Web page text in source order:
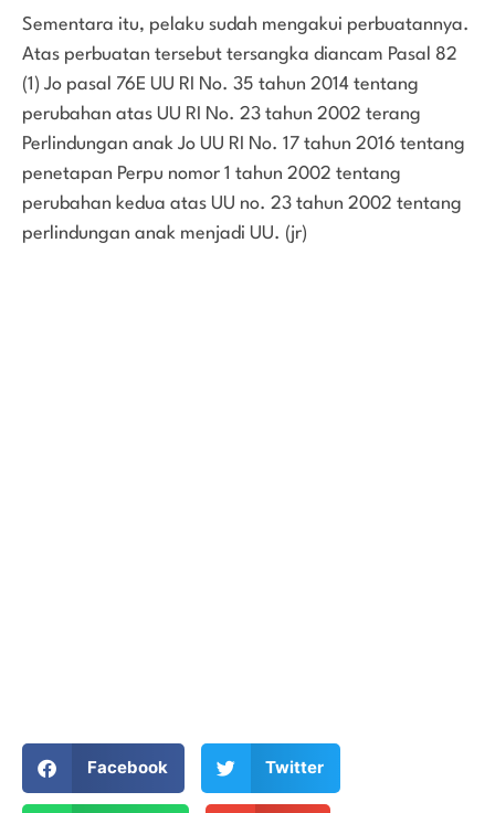
Sementara itu, pelaku sudah mengakui perbuatannya.
Atas perbuatan tersebut tersangka diancam Pasal 82
(1) Jo pasal 76E UU RI No. 35 tahun 2014 tentang
perubahan atas UU RI No. 23 tahun 2002 terang
Perlindungan anak Jo UU RI No. 17 tahun 2016 tentang
penetapan Perpu nomor 1 tahun 2002 tentang
perubahan kedua atas UU no. 23 tahun 2002 tentang
perlindungan anak menjadi UU. (jr)
Facebook Twitter